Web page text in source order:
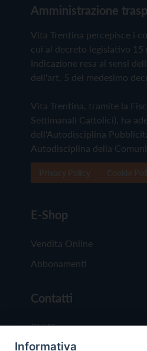
Amministrazione
Vita Trentina percepisce i
cui al decreto legislativo 15
Indicazione resa ai sensi
dell'art. 5 del medesimo
Vita Trentina, tramite la
Settimanali Cattolici), ha
dell'Autodisciplina
Autodisciplina della
E-Shop
Vendita Online
Abbonamenti
Contatti
Chi Siamo
Redazione
Informativa